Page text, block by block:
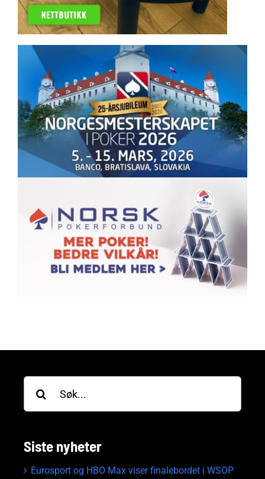
etter:
Siste nyheter
Eurosport og HBO Max viser finalebordet i WSOP